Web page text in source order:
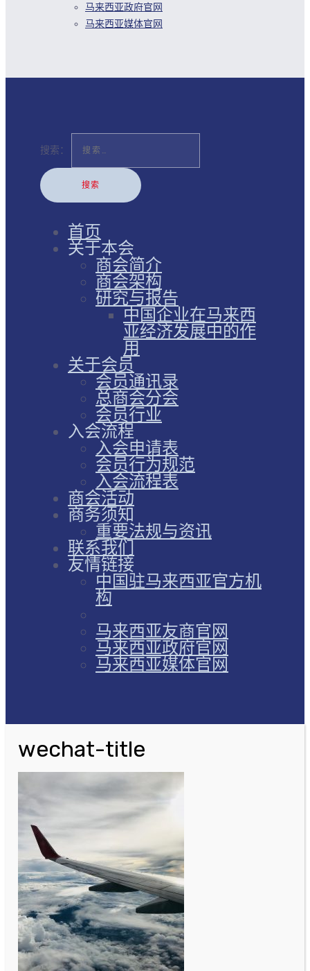
马来西亚政府官网
马来西亚媒体官网
搜索：
首页
关于本会
商会简介
商会架构
研究与报告
中国企业在马来西
亚经济发展中的作
用
关于会员
会员通讯录
总商会分会
会员行业
入会流程
入会申请表
会员行为规范
入会流程表
商会活动
商务须知
重要法规与资讯
联系我们
友情链接
中国驻马来西亚官方机
构
马来西亚友商官网
马来西亚政府官网
马来西亚媒体官网
wechat-title